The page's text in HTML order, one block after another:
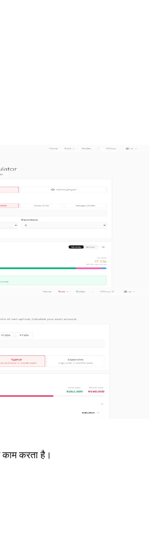
side-project
सैलरी कैलकुलेटर और
— साल 1 vs साल 2 तुलना के साथ
भाषाओं में व्यापक अपार्टमेंट रेंटल
जापान में रहने की असली
बाद, हम Japan Life Hub लॉन्च कर रहे हैं
बनाने वालों के लिए मुफ्त टूलकिट।
काम करता है।